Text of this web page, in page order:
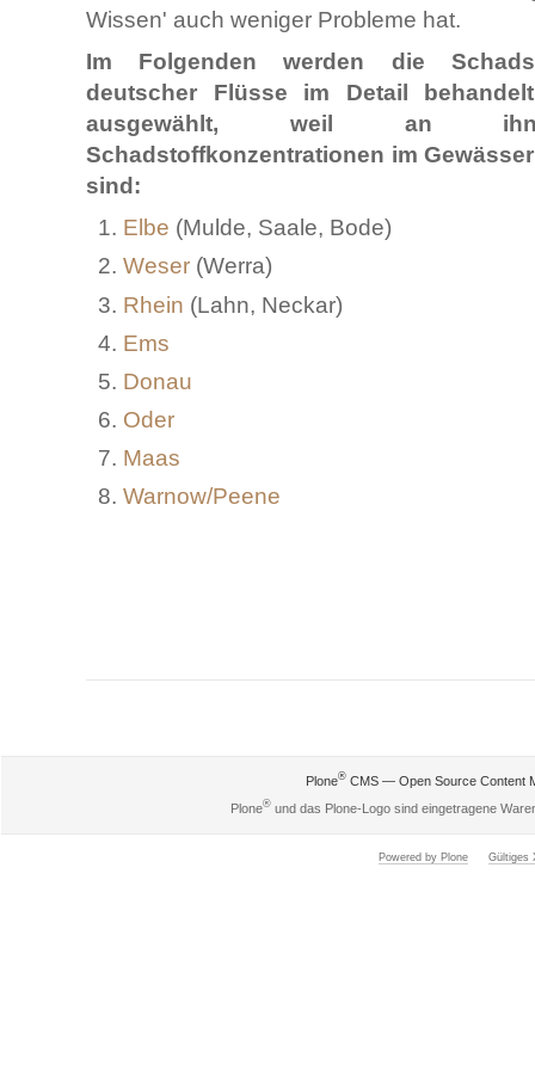
Wissen' auch weniger Probleme hat.
Im Folgenden werden die
deutscher Flüsse im Detail
ausgewählt, weil an
Schadstoffkonzentrationen im
sind:
Elbe (Mulde, Saale, Bode)
Weser(Werra)
Rhein (Lahn, Neckar)
Ems
Donau
Oder
Maas
Warnow/Peene
Plone®CMS — Open Source Content
Plone®und das Plone-Logo sind eingetragene
Powered by Plone Gültiges